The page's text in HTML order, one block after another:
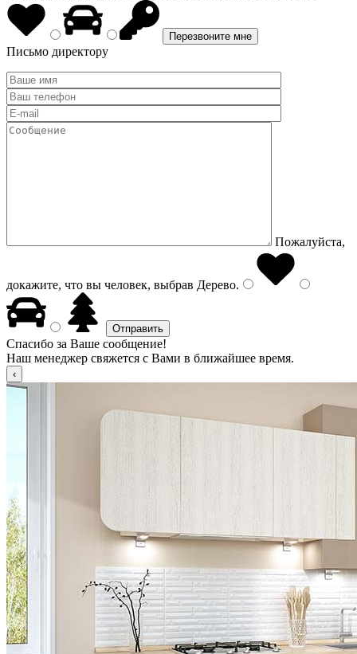
Письмо директору
Пожалуйста,
докажите, что вы человек, выбрав Дерево.
Спасибо за Ваше сообщение!
Наш менеджер свяжется с Вами в ближайшее время.